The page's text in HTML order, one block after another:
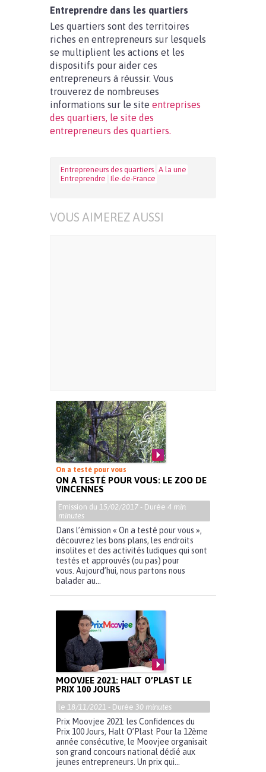
Entreprendre dans les quartiers
Les quartiers sont des territoires
riches en entrepreneurs sur lesquels
se multiplient les actions et les
dispositifs pour aider ces
entrepreneurs à réussir. Vous
trouverez de nombreuses
informations sur le site entreprises
des quartiers, le site des
entrepreneurs des quartiers.
Entrepreneurs des quartiers A la une
Entreprendre Ile-de-France
VOUS AIMEREZ AUSSI
On a testé pour vous
ON A TESTÉ POUR VOUS: LE ZOO DE
VINCENNES
Emission du 15/02/2017 - Durée 4 min
minutes
Dans l’émission « On a testé pour vous »,
découvrez les bons plans, les endroits
insolites et des activités ludiques qui sont
testés et approuvés (ou pas) pour
vous. Aujourd’hui, nous partons nous
balader au...
MOOVJEE 2021: HALT O’PLAST LE
PRIX 100 JOURS
le 18/11/2021 - Durée 30 minutes
Prix Moovjee 2021: les Confidences du
Prix 100 Jours, Halt O’Plast Pour la 12ème
année consécutive, le Moovjee organisait
son grand concours national dédié aux
jeunes entrepreneurs. Un prix qui...